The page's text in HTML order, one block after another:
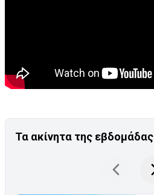
Τα ακίνητα της εβδομάδας